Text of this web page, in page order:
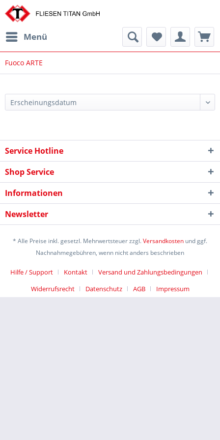
Menü
Fuoco ARTE
Service Hotline
Shop Service
Informationen
Newsletter
* Alle Preise inkl. gesetzl. Mehrwertsteuer zzgl.Versandkosten und ggf.
Nachnahmegebühren, wenn nicht anders beschrieben
Hilfe / Support Kontakt
Versand und Zahlungsbedingungen
Widerrufsrecht
Datenschutz AGB Impressum